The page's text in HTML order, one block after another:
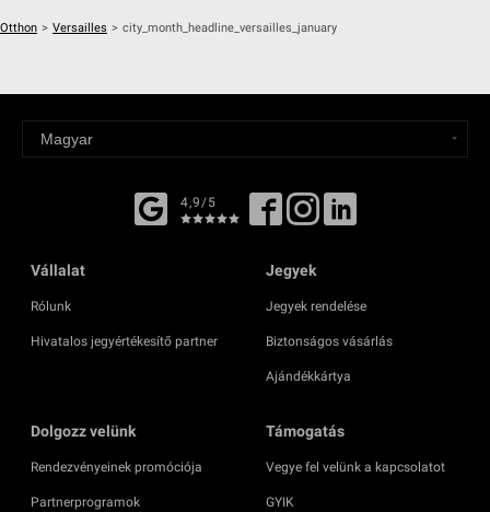
Otthon > Versailles > city_month_headline_versailles_january
4,9/5
Vállalat
Rólunk
Hivatalos jegyértékesítő partner
Jegyek
Jegyek rendelése
Biztonságos vásárlás
Ajándékkártya
Dolgozz velünk
Rendezvényeinek promóciója
Partnerprogramok
Támogatás
Vegye fel velünk a kapcsolatot
GYIK